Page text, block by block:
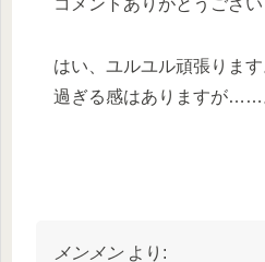
コメントありがとうござい
はい、ユルユル頑張りま
過ぎる感はありますが……
メンメン より: